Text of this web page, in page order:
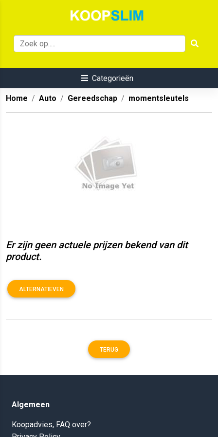
Categorieën
Home Auto Gereedschap momentsleutels
Er zijn geen actuele prijzen bekend van dit
product.
ALTERNATIEVEN
TERUG
Algemeen
Koopadvies, FAQ over?